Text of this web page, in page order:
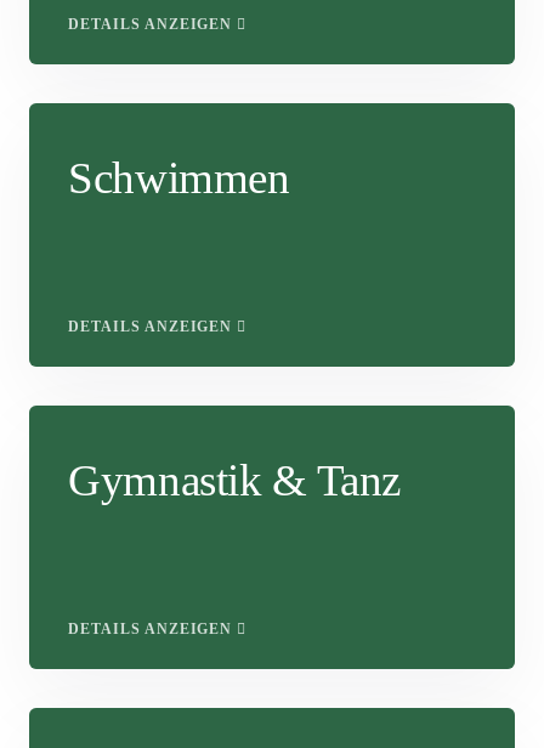
DETAILS ANZEIGEN
Schwimmen
DETAILS ANZEIGEN
Gymnastik & Tanz
DETAILS ANZEIGEN